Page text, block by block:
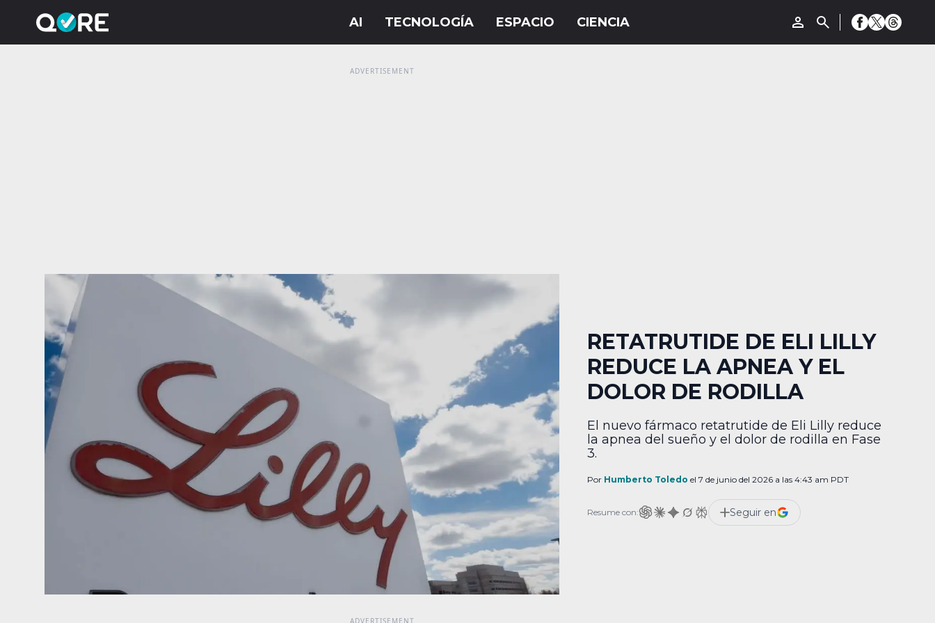
RETATRUTIDE DE ELI LILLY
REDUCE LA APNEA Y EL
DOLOR DE RODILLA
El nuevo fármaco retatrutide de Eli Lilly reduce
la apnea del sueño y el dolor de rodilla en Fase
3.
Por Humberto Toledo el 7 de junio del 2026 a las 4:43 am PDT
Resume con: Seguir en